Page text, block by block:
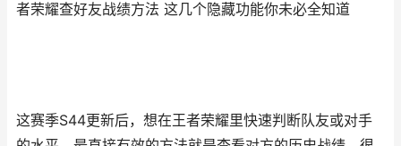
者荣耀查好友战绩方法 这几个隐藏功能你未必全知道
这赛季S44更新后，想在王者荣耀里快速判断队友或对手